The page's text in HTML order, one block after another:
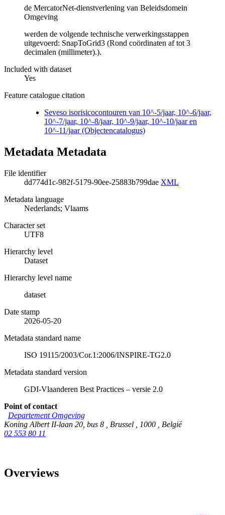
de MercatorNet-dienstverlening van Beleidsdomein
Omgeving
werden de volgende technische verwerkingsstappen
uitgevoerd: SnapToGrid3 (Rond coördinaten af tot 3
decimalen (millimeter).).
Included with dataset
Yes
Feature catalogue citation
Seveso isorisicocontouren van 10^-5/jaar, 10^-6/jaar,
10^-7/jaar, 10^-8/jaar, 10^-9/jaar, 10^-10/jaar en
10^-11/jaar (Objectencatalogus)
Metadata Metadata
File identifier
dd774d1c-982f-5179-90ee-25883b799dae XML
Metadata language
Nederlands; Vlaams
Character set
UTF8
Hierarchy level
Dataset
Hierarchy level name
dataset
Date stamp
2026-05-20
Metadata standard name
ISO 19115/2003/Cor.1:2006/INSPIRE-TG2.0
Metadata standard version
GDI-Vlaanderen Best Practices – versie 2.0
Point of contact
Departement Omgeving
Koning Albert II-laan 20, bus 8
Brussel 1000
België
02 553 80 11
Overviews